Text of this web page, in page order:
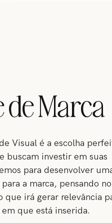
Marca
Visual é a escolha
buscam investir em suas
para desenvolver
a marca, pensando no
que irá gerar relevância
que está inserida.